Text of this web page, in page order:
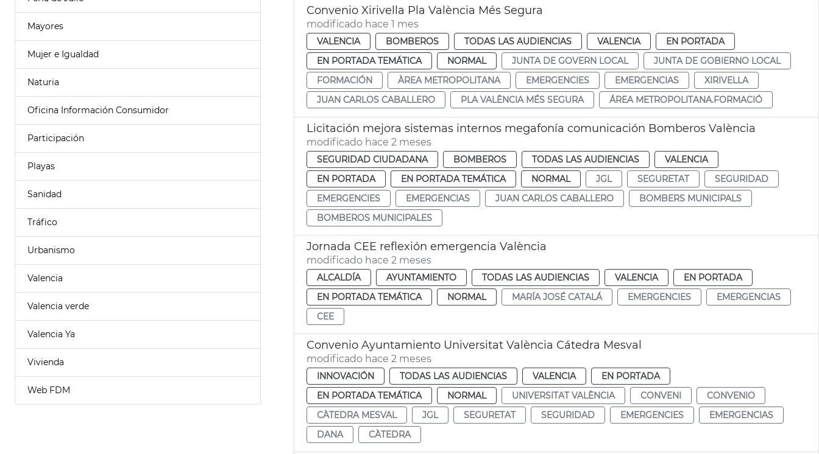
Mayores
Mujer e Igualdad
Naturia
Oficina Información Consumidor
Participación
Playas
Sanidad
Tráfico
Urbanismo
Valencia
Valencia verde
Valencia Ya
Vivienda
Web FDM
Convenio Xirivella Pla València Més Segura
modificado hace 1 mes
VALENCIA BOMBEROS TODAS LAS AUDIENCIAS VALENCIA
EN PORTADA
EN PORTADA TEMÁTICA
NORMAL JUNTA DE GOVERN LOCAL
JUNTA DE GOBIERNO LOCAL
FORMACIÓN
ÀREA METROPOLITANA EMERGENCIES EMERGENCIAS
XIRIVELLA
JUAN CARLOS CABALLERO
PLA VALÈNCIA MÉS SEGURA ÁREA METROPOLITANA.FORMACIÓ
Licitación mejora sistemas internos megafonía comunicación Bomberos València
modificado hace 2 meses
SEGURIDAD CIUDADANA BOMBEROS TODAS LAS AUDIENCIAS
VALENCIA
EN PORTADA
EN PORTADA TEMÁTICA NORMAL JGL SEGURETAT
SEGURIDAD
EMERGENCIES
EMERGENCIAS JUAN CARLOS CABALLERO
BOMBERS MUNICIPALS
BOMBEROS MUNICIPALES
Jornada CEE reflexión emergencia València
modificado hace 2 meses
ALCALDÍA AYUNTAMIENTO TODAS LAS AUDIENCIAS VALENCIA
EN PORTADA
EN PORTADA TEMÁTICA
NORMAL MARÍA JOSÉ CATALÁ EMERGENCIES
EMERGENCIAS
CEE
Convenio Ayuntamiento Universitat València Cátedra Mesval
modificado hace 2 meses
INNOVACIÓN TODAS LAS AUDIENCIAS VALENCIA
EN PORTADA
EN PORTADA TEMÁTICA
NORMAL UNIVERSITAT VALÈNCIA CONVENI
CONVENIO
CÀTEDRA MESVAL
JGL SEGURETAT SEGURIDAD EMERGENCIES
EMERGENCIAS
DANA
CÀTEDRA